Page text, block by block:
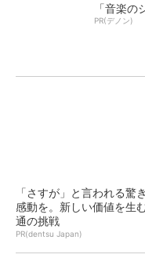
「音楽
PR(デノン)
「さすが」と言われる驚
感動を。新しい価値を生
通の挑戦
PR(dentsu Japan)